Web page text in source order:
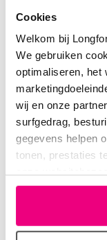
Cookies
Welkom bij
We gebruiken
optimaliseren, het
wij en onze
surfgedrag,
gegevens helpen
tonen, prestaties
moment wijzigen
linksonder elke
in het tabblad
verslechtering
bewegen(
Standaard
Maar goed hier
herkenning.
Ik vind de
Loginof